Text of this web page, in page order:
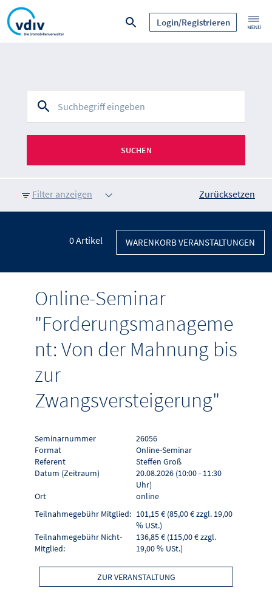
Login/Registrieren
SUCHEN
Filter anzeigen Zurücksetzen
0Artikel WARENKORB VERANSTALTUNGEN
Online-Seminar
"Forderungsmanageme
nt: Von der Mahnung bis
zur
Zwangsversteigerung"
Seminarnummer
26056
Format
Online-Seminar
Referent
Steffen Groß
Datum (Zeitraum)
20.08.2026 (10:00 - 11:30
Uhr)
Ort
online
Teilnahmegebühr Mitglied: 101,15 € (85,00 € zzgl. 19,00
% USt.)
Teilnahmegebühr Nicht-
Mitglied:
136,85 € (115,00 € zzgl.
19,00 % USt.)
ZUR VERANSTALTUNG